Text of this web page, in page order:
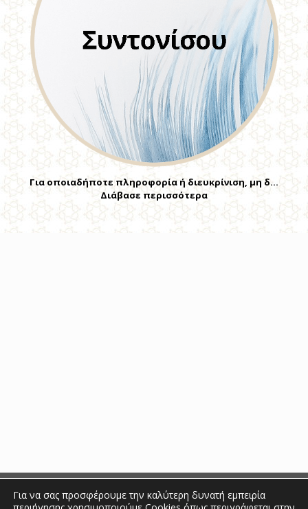
Για οποιαδήποτε πληροφορία ή διευκρίνιση, μη δ…
Διάβασε περισσότερα
Για να σας προσφέρουμε την καλύτερη δυνατή εμπειρία